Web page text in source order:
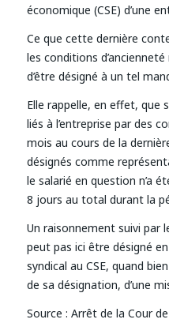
économique (CSE) d’une
Ce que cette dernière
les conditions
d’être désigné à un tel
Elle rappelle, en effet, que
liés à l’entreprise par des
mois au cours de la
désignés comme
le salarié en question n’a
8 jours au total durant la
Un raisonnement suivi par
peut pas ici être désigné
syndical au CSE, quand
de sa désignation, d’une
Source : Arrêt de la Cour